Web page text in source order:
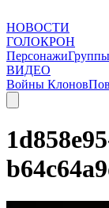
НОВОСТИ
ГОЛОКРОН
ПерсонажиГруппы
ВИДЕО
Войны Клонов